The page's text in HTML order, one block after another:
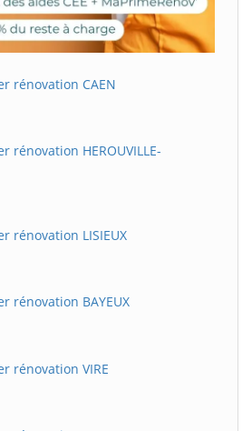
rénovation CAEN
rénovation HEROUVILLE-
rénovation LISIEUX
rénovation BAYEUX
rénovation VIRE